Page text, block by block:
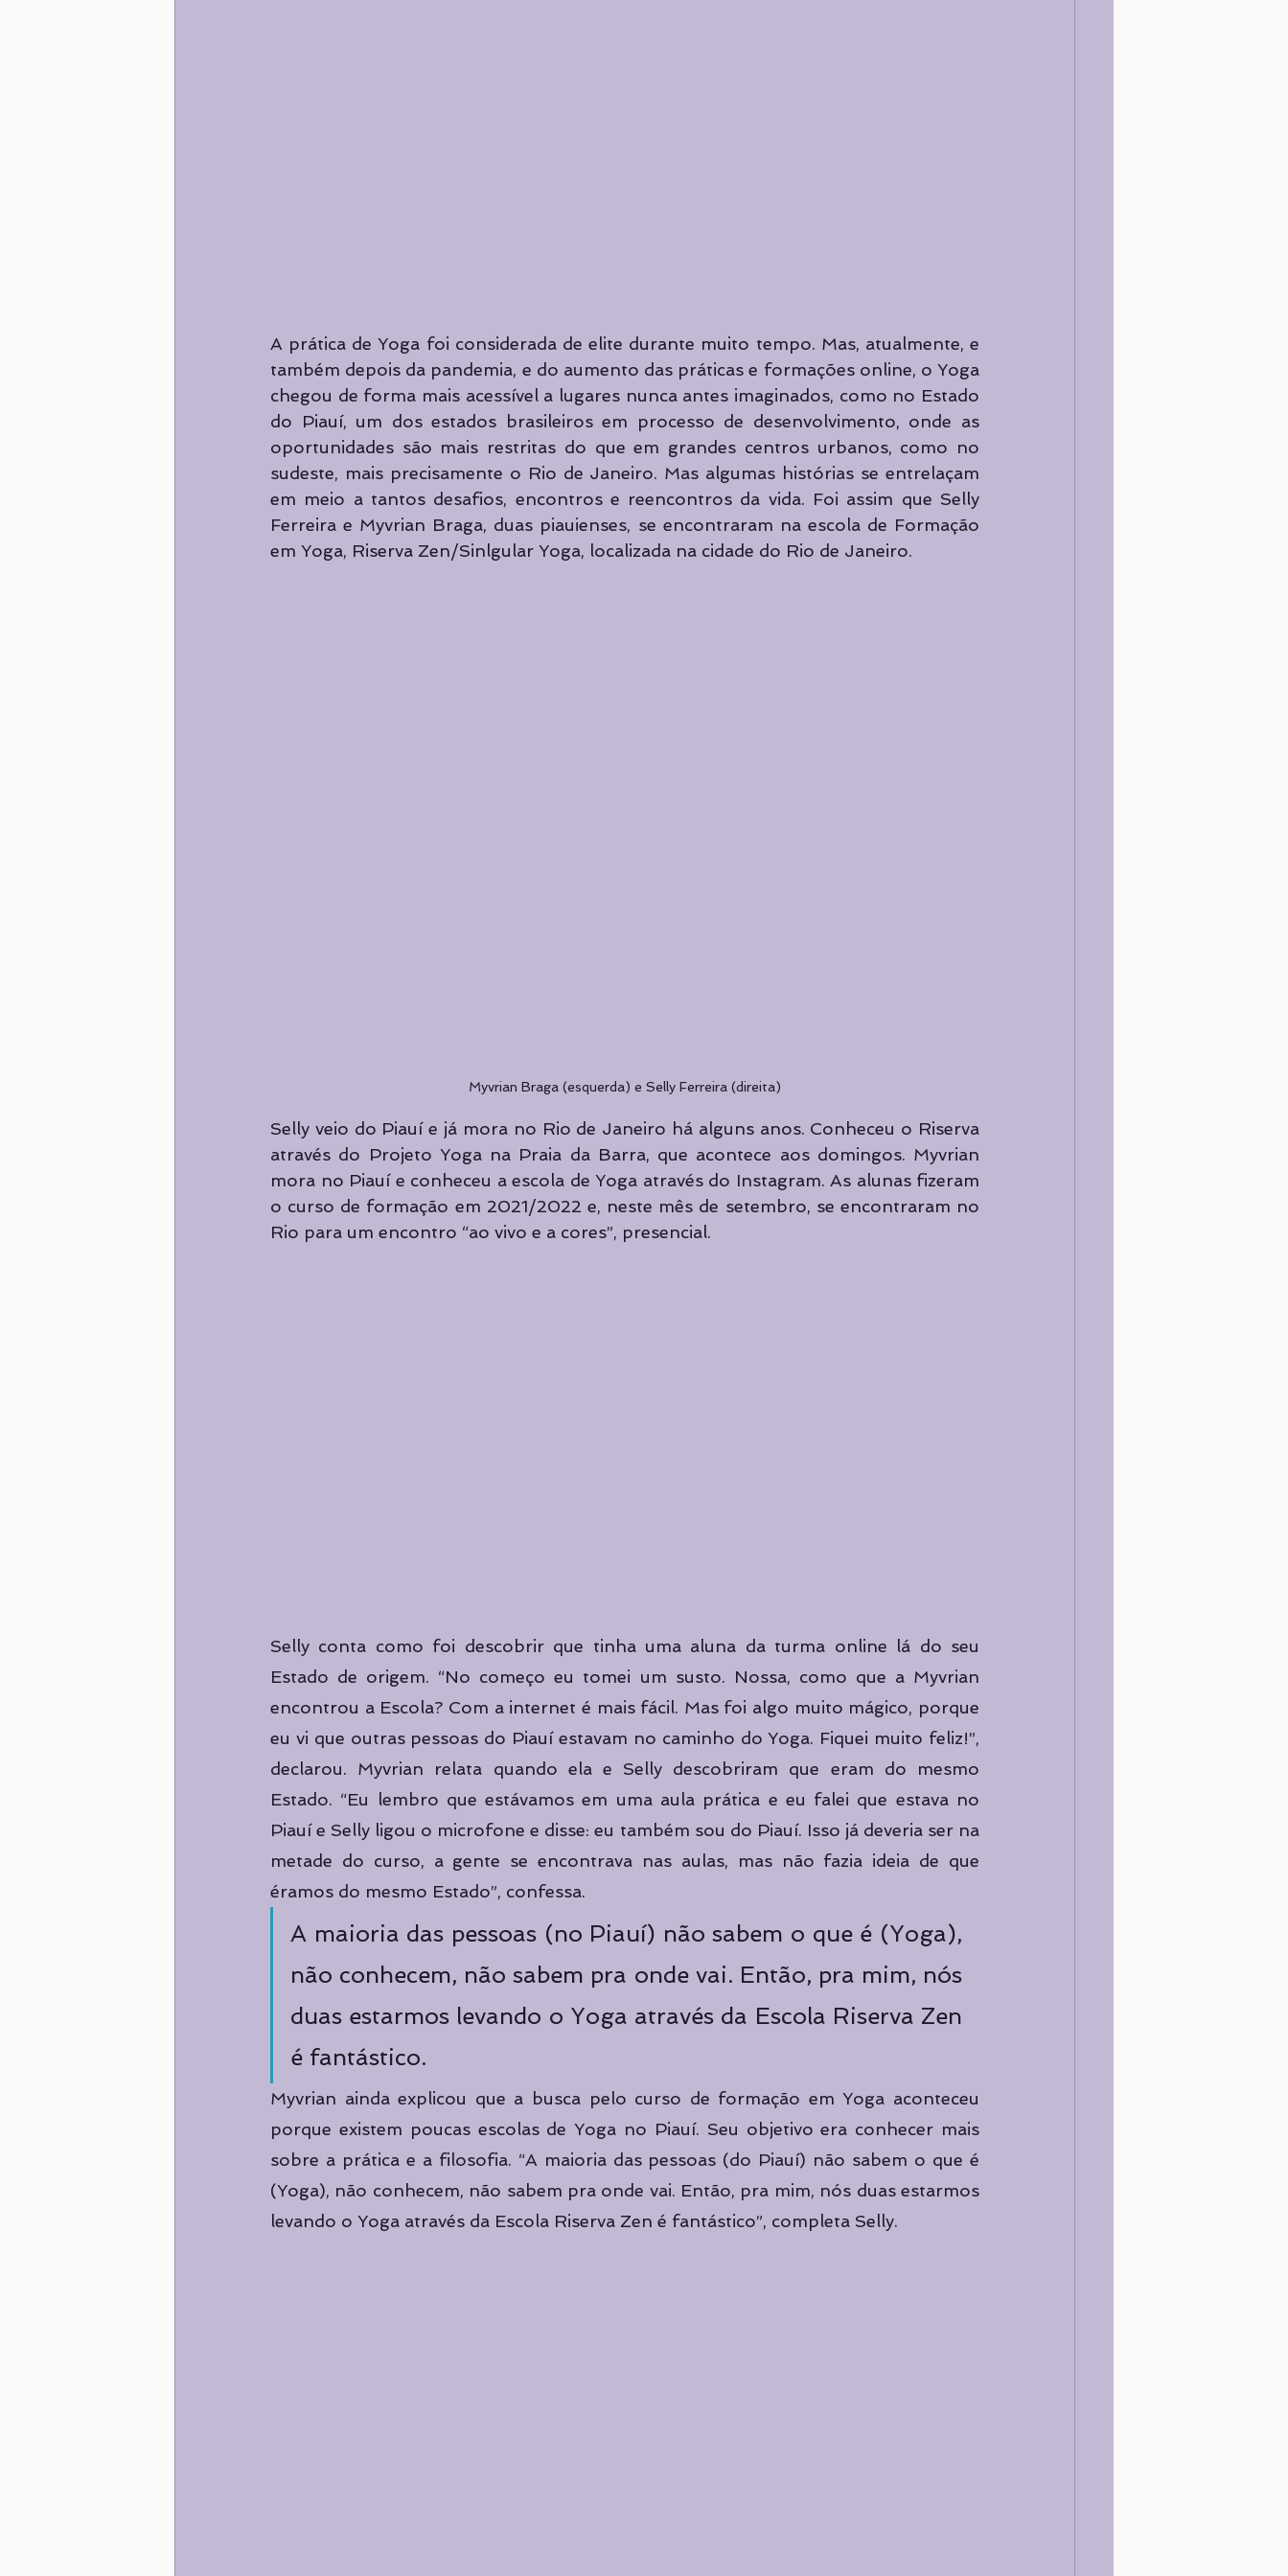
A prática de Yoga foi considerada de elite durante muito tempo. Mas, atualmente, e
também depois da pandemia, e do aumento das práticas e formações online, o Yoga
chegou de forma mais acessível a lugares nunca antes imaginados, como no Estado
do Piauí, um dos estados brasileiros em processo de desenvolvimento, onde as
oportunidades são mais restritas do que em grandes centros urbanos, como no
sudeste, mais precisamente o Rio de Janeiro. Mas algumas histórias se entrelaçam
em meio a tantos desafios, encontros e reencontros da vida. Foi assim que Selly
Ferreira e Myvrian Braga, duas piauienses, se encontraram na escola de Formação
em Yoga, Riserva Zen/Sinlgular Yoga, localizada na cidade do Rio de Janeiro.
Myvrian Braga (esquerda) e Selly Ferreira (direita)
Selly veio do Piauí e já mora no Rio de Janeiro há alguns anos. Conheceu o Riserva
através do Projeto Yoga na Praia da Barra, que acontece aos domingos. Myvrian
mora no Piauí e conheceu a escola de Yoga através do Instagram. As alunas fizeram
o curso de formação em 2021/2022 e, neste mês de setembro, se encontraram no
Rio para um encontro “ao vivo e a cores”, presencial.
Selly conta como foi descobrir que tinha uma aluna da turma online lá do seu
Estado de origem. “No começo eu tomei um susto. Nossa, como que a Myvrian
encontrou a Escola? Com a internet é mais fácil. Mas foi algo muito mágico, porque
eu vi que outras pessoas do Piauí estavam no caminho do Yoga. Fiquei muito feliz!”,
declarou. Myvrian relata quando ela e Selly descobriram que eram do mesmo
Estado. “Eu lembro que estávamos em uma aula prática e eu falei que estava no
Piauí e Selly ligou o microfone e disse: eu também sou do Piauí. Isso já deveria ser na
metade do curso, a gente se encontrava nas aulas, mas não fazia ideia de que
éramos do mesmo Estado”, confessa.
A maioria das pessoas (no Piauí) não sabem o que é (Yoga),
não conhecem, não sabem pra onde vai. Então, pra mim, nós
duas estarmos levando o Yoga através da Escola Riserva Zen
é fantástico.
Myvrian ainda explicou que a busca pelo curso de formação em Yoga aconteceu
porque existem poucas escolas de Yoga no Piauí. Seu objetivo era conhecer mais
sobre a prática e a filosofia. “A maioria das pessoas (do Piauí) não sabem o que é
(Yoga), não conhecem, não sabem pra onde vai. Então, pra mim, nós duas estarmos
levando o Yoga através da Escola Riserva Zen é fantástico”, completa Selly.